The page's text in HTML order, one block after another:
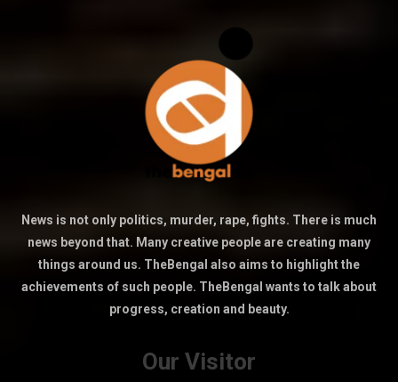
News is not only politics, murder, rape, fights. There is much
news beyond that. Many creative people are creating many
things around us. TheBengal also aims to highlight the
achievements of such people. TheBengal wants to talk about
progress, creation and beauty.
Our Visitor